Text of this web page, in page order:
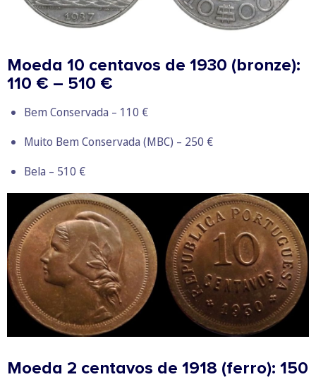
Moeda 10 centavos de 1930 (bronze):
110 € – 510 €
Bem Conservada – 110 €
Muito Bem Conservada (MBC) – 250 €
Bela – 510 €
Moeda 2 centavos de 1918 (ferro): 150